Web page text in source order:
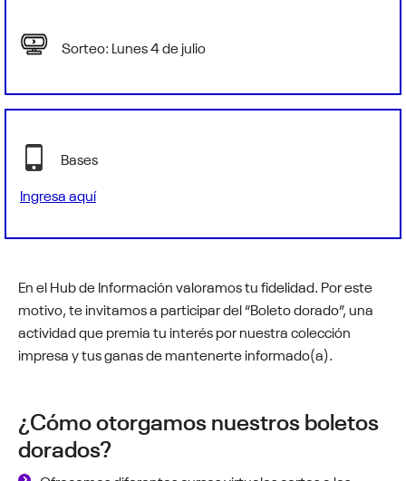
Sorteo: Lunes 4 de julio
Bases
Ingresa aquí
En el Hub de Información valoramos tu fidelidad. Por este
motivo, te invitamos a participar del “Boleto dorado”, una
actividad que premia tu interés por nuestra colección
impresa y tus ganas de mantenerte informado(a).
¿Cómo otorgamos nuestros boletos
dorados?